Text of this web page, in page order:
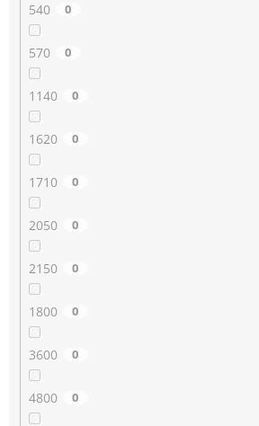
540 0
570 0
1140 0
1620 0
1710 0
2050 0
2150 0
1800 0
3600 0
4800 0